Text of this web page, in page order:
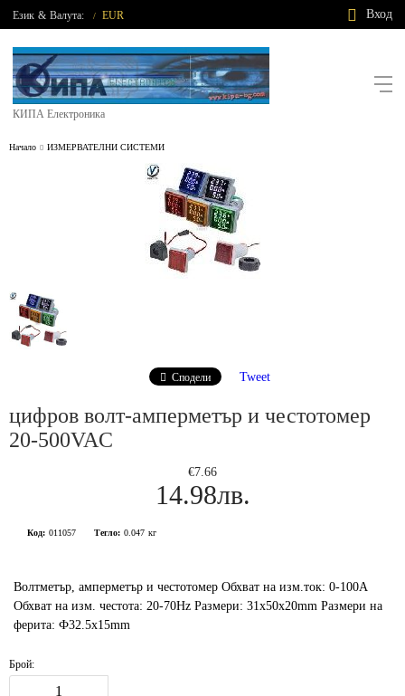
Език & Валута: / EUR Вход
КИПА Електроника
Начало ИЗМЕРВАТЕЛНИ СИСТЕМИ
Сподели Tweet
цифров волт-амперметър и честотомер
20-500VAC
€7.66
14.98лв.
Код: 011057 Тегло: 0.047 кг
Волтметър, амперметър и честотомер Обхват на изм.ток: 0-100A
Обхват на изм. честота: 20-70Hz Размери: 31х50х20mm Размери на
ферита: Ф32.5x15mm
Брой: